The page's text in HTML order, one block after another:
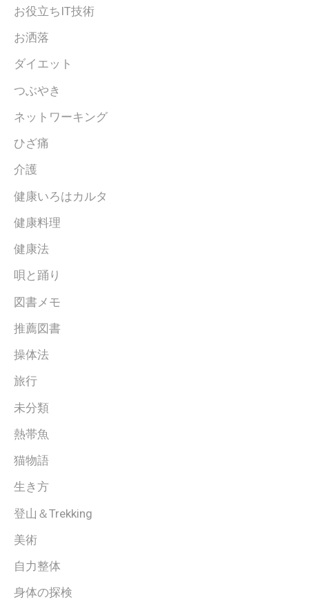
お役立ちIT技術
お洒落
ダイエット
つぶやき
ネットワーキング
ひざ痛
介護
健康いろはカルタ
健康料理
健康法
唄と踊り
図書メモ
推薦図書
操体法
旅行
未分類
熱帯魚
猫物語
生き方
登山＆Trekking
美術
自力整体
身体の探検